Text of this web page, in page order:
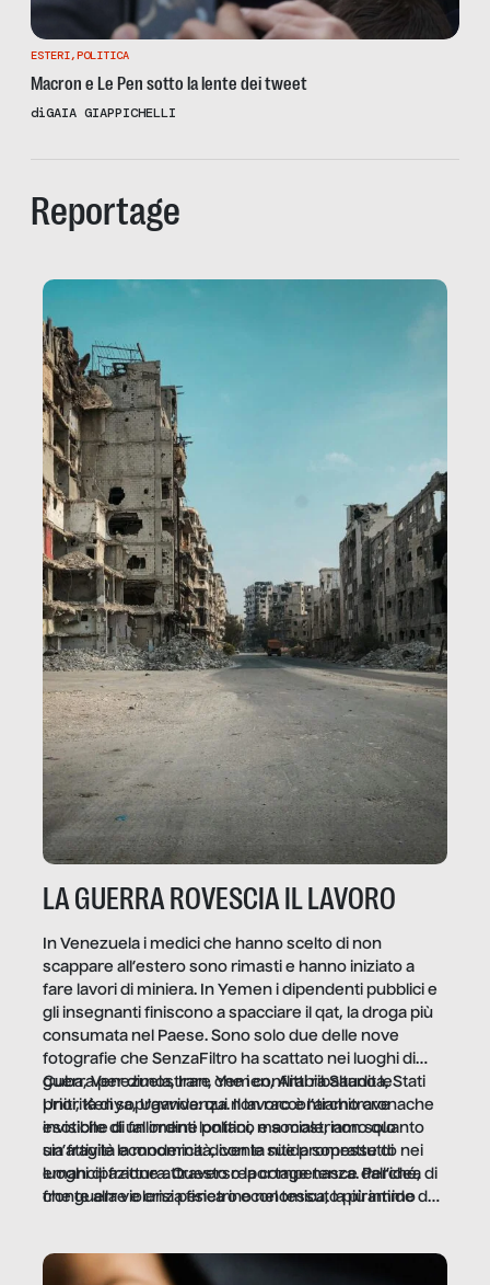
ESTERI,POLITICA
Macron e Le Pen sotto la lente dei tweet
diGAIA GIAPPICHELLI
Reportage
LA GUERRA ROVESCIA IL LAVORO
In Venezuela i medici che hanno scelto di non
scappare all’estero sono rimasti e hanno iniziato a
fare lavori di miniera. In Yemen i dipendenti pubblici e
gli insegnanti finiscono a spacciare il qat, la droga più
consumata nel Paese. Sono solo due delle nove
fotografie che SenzaFiltro ha scattato nei luoghi di
guerra per dimostrare che i conflitti ribaltano le
priorità di sopravvivenza. Il lavoro è l’architrave
invisibile di un ordine politico e sociale, non solo
un’attività economica: diventa nitida soprattutto nei
luoghi di frattura. Questo reportage nasce dall’idea
che guerre e crisi penetrino nel tessuto più intimo
Cuba, Venezuela, Iran, Yemen, Arabia Saudita, Stati
Uniti, Kenya, Uganda: qui non raccontiamo cronache
esotiche di fallimenti lontani, ma mostriamo quanto
sia fragile la modernità, con le sue promesse di
emancipazione attraverso la competenza. Perché, di
fronte alla violenza fisica o economica, la piramide del